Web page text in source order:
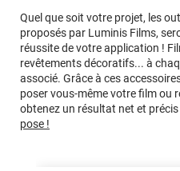
Quel que soit votre projet, les
proposés par Luminis Films,
réussite de votre application !
revêtements décoratifs... à
associé. Grâce à ces
poser vous-même votre film ou
obtenez un résultat net et
pose !